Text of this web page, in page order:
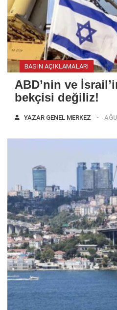
BASIN AÇIKLAMALARI
ABD’nin ve
bekçisi değiliz!
YAZAR GENEL MERKEZ